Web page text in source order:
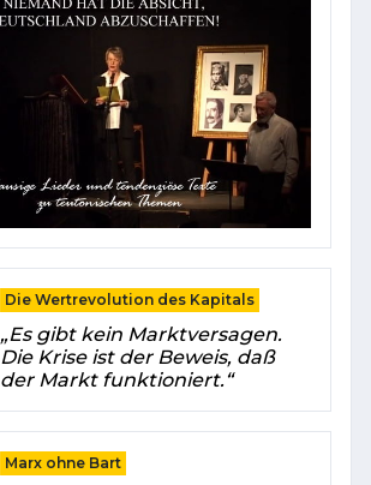
Die Wertrevolution des Kapitals
„Es gibt kein Marktversagen.
Die Krise ist der Beweis, daß
der Markt funktioniert.“
Marx ohne Bart